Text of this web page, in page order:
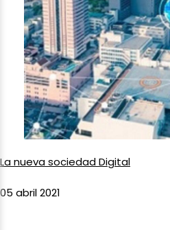
La nueva sociedad Digital
05 abril 2021